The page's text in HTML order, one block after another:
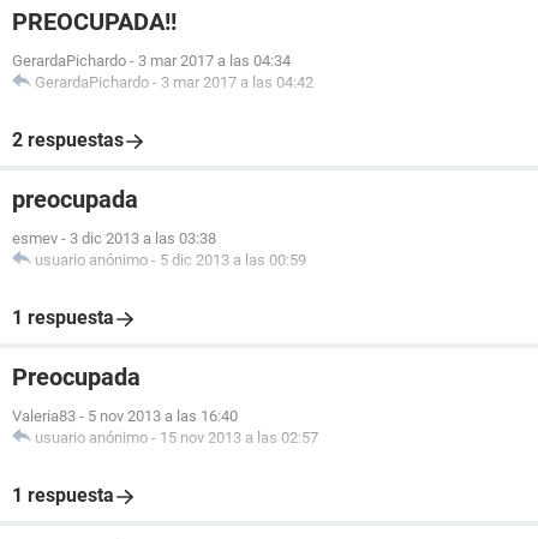
PREOCUPADA!!
GerardaPichardo - 3 mar 2017 a las 04:34
GerardaPichardo - 3 mar 2017 a las 04:42
2 respuestas
preocupada
esmev - 3 dic 2013 a las 03:38
usuario anónimo - 5 dic 2013 a las 00:59
1 respuesta
Preocupada
Valeria83 - 5 nov 2013 a las 16:40
usuario anónimo - 15 nov 2013 a las 02:57
1 respuesta